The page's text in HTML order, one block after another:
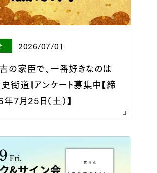
2026/07/01
の家臣で、一番好きなのは
史街道』アンケート募集中【締
7月25日（土）】